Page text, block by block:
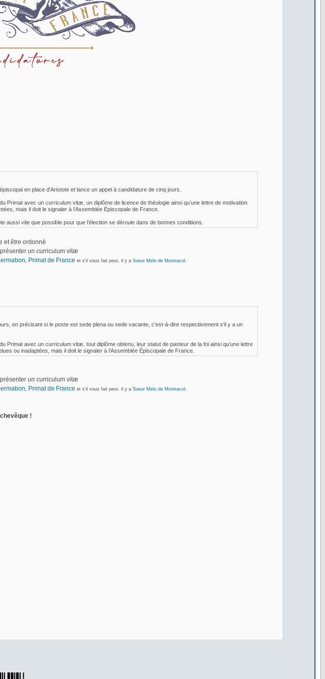
en place d'Aristote et lance un appel à candidature de cinq jours.
Primat avec un curriculum vitæ, un diplôme de licence de théologie ainsi qu’une lettre de motivation.
mais il doit le signaler à l’Assemblée Épiscopale de France.
aussi vite que possible pour que l’élection se déroule dans de bonnes conditions.
et être ordonné
un curriculum vitæ
Primat de France et s'il vous fait peur, il y a Soeur Melo de Montracol .
en précisant si le poste est sede plena ou sede vacante, c'est-à-dire respectivement s'il y a un
Primat avec un curriculum vitæ, tout diplôme obtenu, leur statut de pasteur de la foi ainsi qu’une lettre
ou inadaptées, mais il doit le signaler à l’Assemblée Épiscopale de France.
un curriculum vitæ
Primat de France et s'il vous fait peur, il y a Soeur Melo de Montracol .
!